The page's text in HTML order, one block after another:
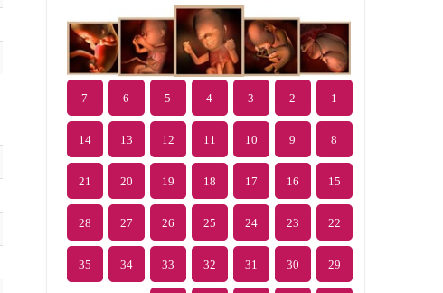
1
2
3
4
5
6
7
8
9
10
11
12
13
14
15
16
17
18
19
20
21
22
23
24
25
26
27
28
29
30
31
32
33
34
35